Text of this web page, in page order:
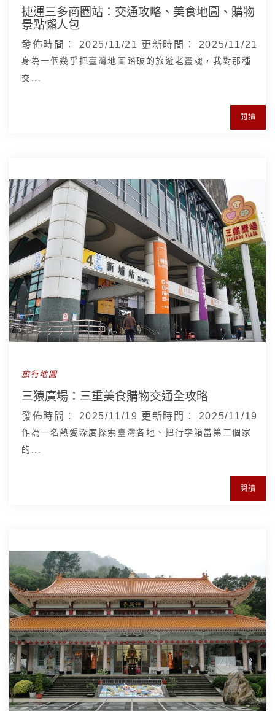
捷運三多商圈站：交通攻略、美食地圖、購物
景點懶人包
發佈時間： 2025/11/21 更新時間： 2025/11/21
身為一個幾乎把臺灣地圖踏破的旅遊老靈魂，我對那種
交...
閱讀
旅行地圖
三猿廣場：三重美食購物交通全攻略
發佈時間： 2025/11/19 更新時間： 2025/11/19
作為一名熱愛深度探索臺灣各地、把行李箱當第二個家
的...
閱讀